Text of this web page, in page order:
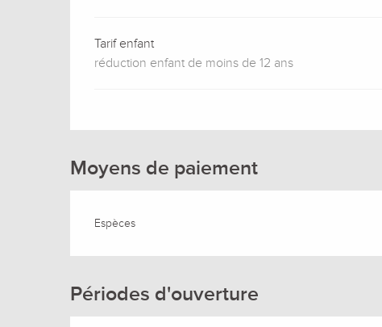
Tarif enfant
réduction enfant de moins de 12 ans
Moyens de paiement
Espèces
Périodes d'ouverture